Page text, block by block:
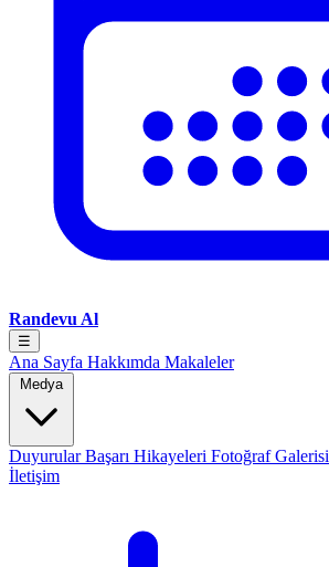
Randevu Al
☰
Ana Sayfa Hakkımda Makaleler
Medya
DuyurularBaşarı Hikayeleri Fotoğraf Galerisi
İletişim